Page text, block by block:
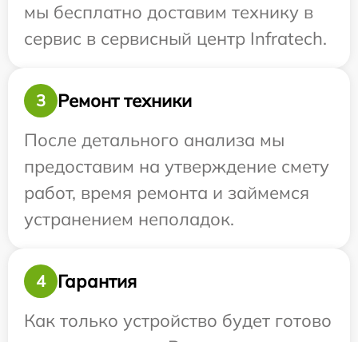
мы бесплатно доставим технику в
сервис в сервисный центр Infratech.
3
Ремонт техники
После детального анализа мы
предоставим на утверждение смету
работ, время ремонта и займемся
устранением неполадок.
4
Гарантия
Как только устройство будет готово